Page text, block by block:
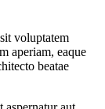
voluptatem
aperiam, eaque
beatae